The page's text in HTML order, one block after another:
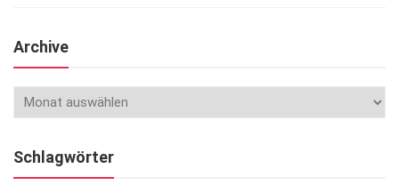
Archive
Schlagwörter